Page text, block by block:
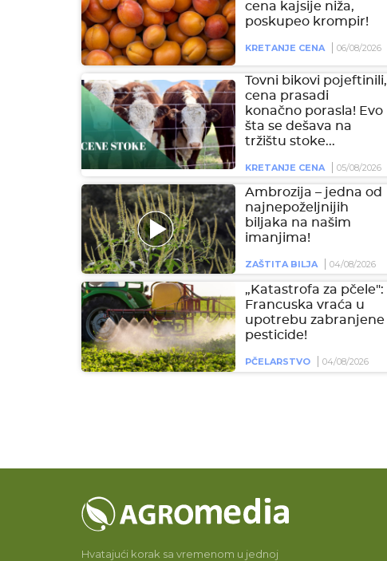
cena kajsije niža,
poskupeo krompir!
KRETANJE CENA 06/08/2026
Tovni bikovi pojeftinili,
cena prasadi
konačno porasla! Evo
šta se dešava na
tržištu stoke...
KRETANJE CENA 05/08/2026
Ambrozija – jedna od
najnepoželjnijih
biljaka na našim
imanjima!
ZAŠTITA BILJA 04/08/2026
„Katastrofa za pčele":
Francuska vraća u
upotrebu zabranjene
pesticide!
PČELARSTVO 04/08/2026
Hvatajući korak sa vremenom u jednoj